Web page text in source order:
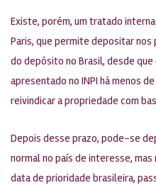
Existe, porém, um tratado
Paris, que permite depositar
do depósito no Brasil, desde
apresentado no INPI há menos
reivindicar a propriedade com
Depois desse prazo, pode-se
normal no país de interesse,
data de prioridade brasileira,